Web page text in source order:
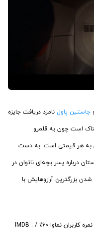
جاستین پاول نامزد دریافت جایزه
است چون به قلمرو
به هر قیمتی است. به دست
درباره پسر بچه‌ای ناتوان در
بزرگترین آرزوهایش با
سال ساخت ۲۰۲۱ / ۸۲ دقیقه / ترسناک مهیج / نمره کاربران نماوا ۶۰٪ / IMDB :